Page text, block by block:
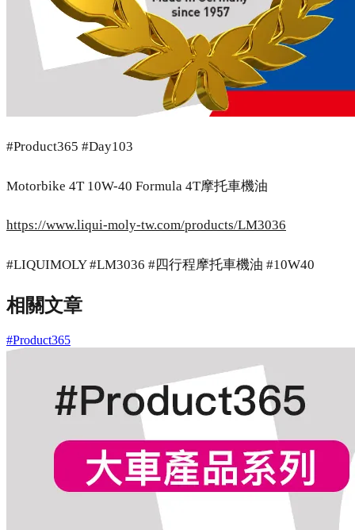
#Product365 #Day103
Motorbike 4T 10W-40 Formula 4T摩托車機油
https://www.liqui-moly-tw.com/products/LM3036
#LIQUIMOLY #LM3036 #四行程摩托車機油 #10W40
相關文章
#Product365